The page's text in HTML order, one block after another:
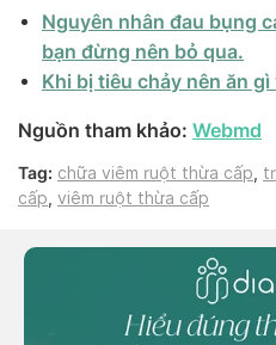
Nguyên nhân đau bụng
bạn đừng nên bỏ qua.
Khi bị tiêu chảy nên ăn
Nguồn tham khảo: Webmd
Tag: chữa viêm ruột thừa cấp
cấp viêm ruột thừa cấp